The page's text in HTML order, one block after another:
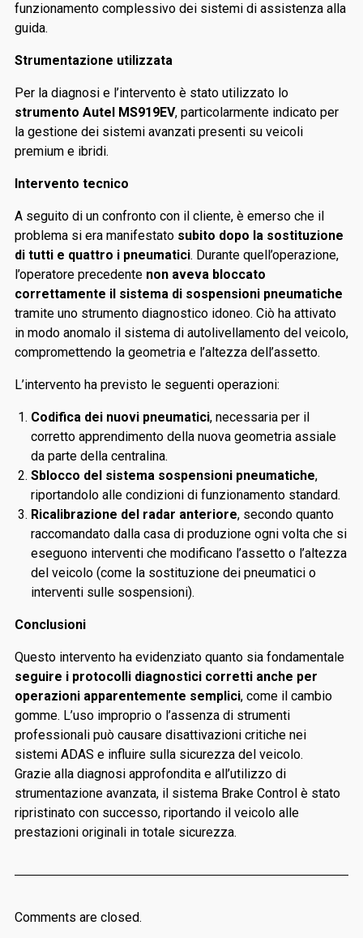
funzionamento complessivo dei sistemi di assistenza alla
guida.
Strumentazione utilizzata
Per la diagnosi e l’intervento è stato utilizzato lo
strumento Autel MS919EV, particolarmente indicato per
la gestione dei sistemi avanzati presenti su veicoli
premium e ibridi.
Intervento tecnico
A seguito di un confronto con il cliente, è emerso che il
problema si era manifestato subito dopo la sostituzione
di tutti e quattro i pneumatici. Durante quell’operazione,
l’operatore precedente non aveva bloccato
correttamente il sistema di sospensioni pneumatiche
tramite uno strumento diagnostico idoneo. Ciò ha attivato
in modo anomalo il sistema di autolivellamento del veicolo,
compromettendo la geometria e l’altezza dell’assetto.
L’intervento ha previsto le seguenti operazioni:
Codifica dei nuovi pneumatici, necessaria per il
corretto apprendimento della nuova geometria assiale
da parte della centralina.
Sblocco del sistema sospensioni pneumatiche,
riportandolo alle condizioni di funzionamento standard.
Ricalibrazione del radar anteriore, secondo quanto
raccomandato dalla casa di produzione ogni volta che si
eseguono interventi che modificano l’assetto o l’altezza
del veicolo (come la sostituzione dei pneumatici o
interventi sulle sospensioni).
Conclusioni
Questo intervento ha evidenziato quanto sia fondamentale
seguire i protocolli diagnostici corretti anche per
operazioni apparentemente semplici, come il cambio
gomme. L’uso improprio o l’assenza di strumenti
professionali può causare disattivazioni critiche nei
sistemi ADAS e influire sulla sicurezza del veicolo.
Grazie alla diagnosi approfondita e all’utilizzo di
strumentazione avanzata, il sistema Brake Control è stato
ripristinato con successo, riportando il veicolo alle
prestazioni originali in totale sicurezza.
Comments are closed.